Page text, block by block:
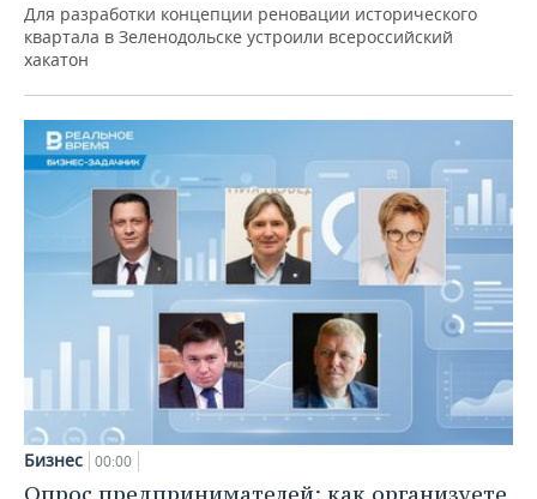
Для разработки концепции реновации исторического
квартала в Зеленодольске устроили всероссийский
хакатон
Бизнес 00:00